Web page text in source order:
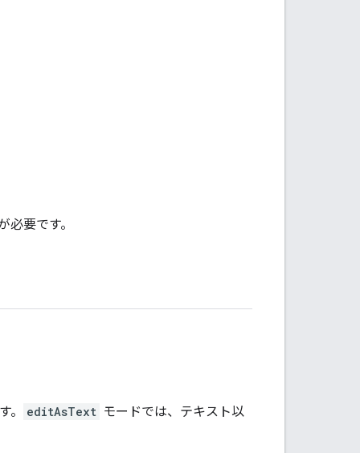
必要です。
。 editAsText モードでは、テキスト以